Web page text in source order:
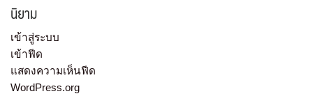
นิยาม
เข้าสู่ระบบ
เข้าฟีด
แสดงความเห็นฟีด
WordPress.org